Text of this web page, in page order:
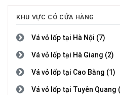
KHU VỰC CÓ CỬA HÀNG
Vá vỏ lốp tại Hà Nội (7)
Vá vỏ lốp tại Hà Giang (2)
Vá vỏ lốp tại Cao Bằng (1)
Vá vỏ lốp tại Tuyên Quang